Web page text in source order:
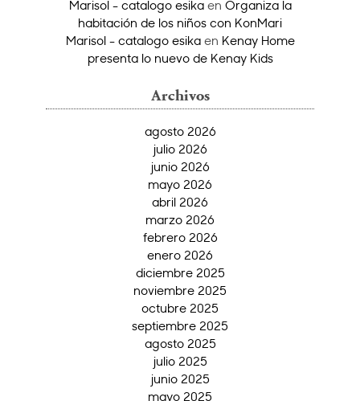
Marisol - catalogo esikaen Organiza la
habitación de los niños con KonMari
Marisol - catalogo esikaen Kenay Home
presenta lo nuevo de Kenay Kids
Archivos
agosto 2026
julio 2026
junio 2026
mayo 2026
abril 2026
marzo 2026
febrero 2026
enero 2026
diciembre 2025
noviembre 2025
octubre 2025
septiembre 2025
agosto 2025
julio 2025
junio 2025
mayo 2025